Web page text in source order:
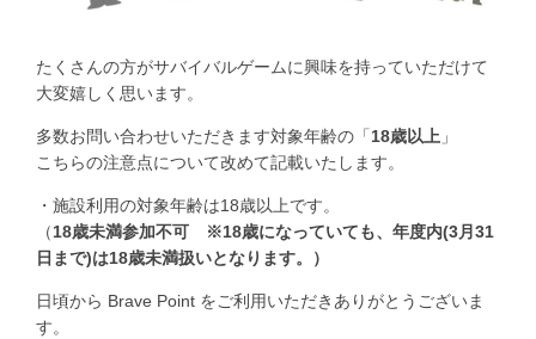
たくさんの方がサバイバルゲームに興味を持っていただけて
大変嬉しく思います。
多数お問い合わせいただきます対象年齢の「18歳以上 」
こちらの注意点について改めて記載いたします。
・施設利用の対象年齢は18歳以上です。
（18歳未満参加不可 ※18歳になっていても、年度内(3月31
日まで)は18歳未満扱いとなります。）
日頃から Brave Point をご利用いただきありがとうございま
す。